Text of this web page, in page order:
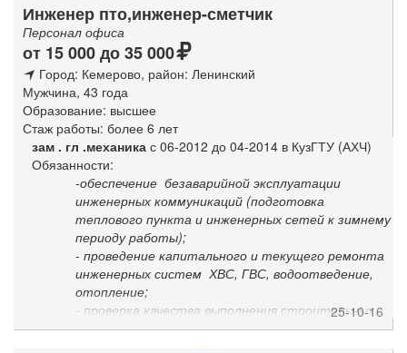
Инженер пто,инженер-сметчик
Персонал офиса
от 15 000 до 35 000
Город: Кемерово, район: Ленинский
Мужчина, 43 года
Образование: высшее
Стаж работы: более 6 лет
зам . гл .механика с 06-2012 до 04-2014 в КузГТУ (АХЧ)
Обязанности:
-обеспечение безаварийной эксплуатации
инженерных коммуникаций (подготовка
теплового пункта и инженерных сетей к зимнему
периоду работы);
- проведение капитального и текущего ремонта
инженерных систем ХВС, ГВС, водоотведение,
отопление;
- проверка качества выполнения строительных,
ремонтно-строительных работ подрядных
25-10-16